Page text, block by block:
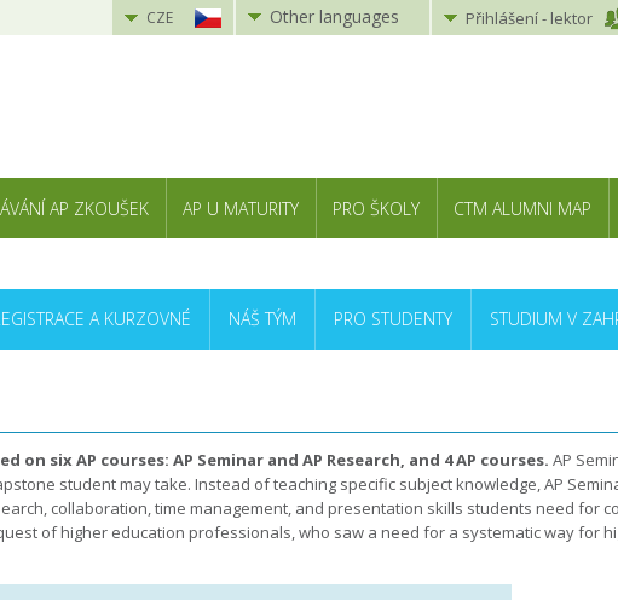
CZE Other languages Přihlášení- lektor
AP ZKOUŠEK AP U MATURITY PRO ŠKOLY CTM ALUMNI MAP
A KURZOVNÉ NÁŠ TÝM PRO STUDENTY STUDIUM V
on six AP courses: AP Seminar and AP Research, and 4 AP courses. AP
student may take. Instead of teaching specific subject knowledge, AP
collaboration, time management, and presentation skills students need for
of higher education professionals, who saw a need for a systematic way for